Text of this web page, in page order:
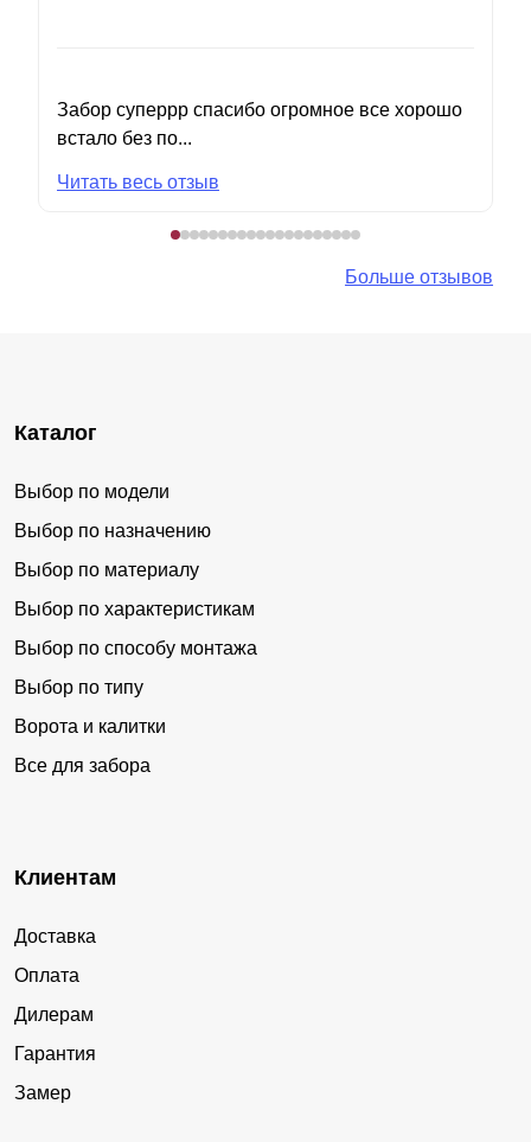
Забор суперрр спасибо огромное все хорошо
встало без по...
Читать весь отзыв
Больше отзывов
Каталог
Выбор по модели
Выбор по назначению
Выбор по материалу
Выбор по характеристикам
Выбор по способу монтажа
Выбор по типу
Ворота и калитки
Все для забора
Клиентам
Доставка
Оплата
Дилерам
Гарантия
Замер